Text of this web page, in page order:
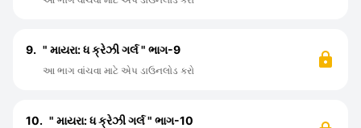
9. " માયરા: ધ ક્રેઝી ગર્લ " ભાગ-9
આ ભાગ વાંચવા માટે એપ ડાઉનલોડ કરો
10. " માયરા: ધ ક્રેઝી ગર્લ " ભાગ-10